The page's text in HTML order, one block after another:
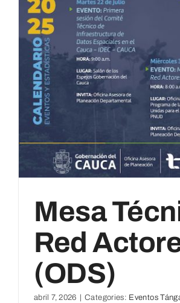
Mesa
Red
(ODS)
abril 7, 2026 Categories: Eventos